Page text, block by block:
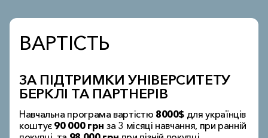
ВАРТІСТЬ
ЗА ПІДТРИМКИ УНІВЕРСИТЕТУ
БЕРКЛІ ТА ПАРТНЕРІВ
Навчальна програма вартістю 8000$ для українців
коштує 90 000 грн за 3 місяці навчання, при ранній